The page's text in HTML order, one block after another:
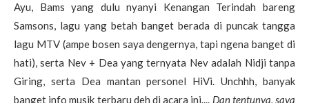
Ayu, Bams yang dulu nyanyi Kenangan Terindah bareng
Samsons, lagu yang betah banget berada di puncak tangga
lagu MTV (ampe bosen saya dengernya, tapi ngena banget di
hati), serta Nev + Dea yang ternyata Nev adalah Nidji tanpa
Giring, serta Dea mantan personel HiVi. Unchhh, banyak
banget info musik terbaru deh di acara ini.... Dan tentunya, saya